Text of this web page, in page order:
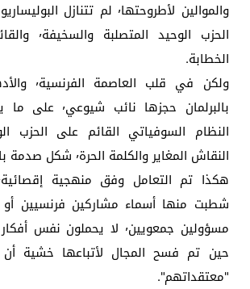
والموالين لأطروحتها٬ لم
الحزب
الخطابة.
بالبرلمان حجزها
النقاش المغاير والكلمة الحرة٬ شكل صدمة بالنسبة للكثير.
حين تم فسح المجال لأتباعها خشية أن
"معتقداتهم".